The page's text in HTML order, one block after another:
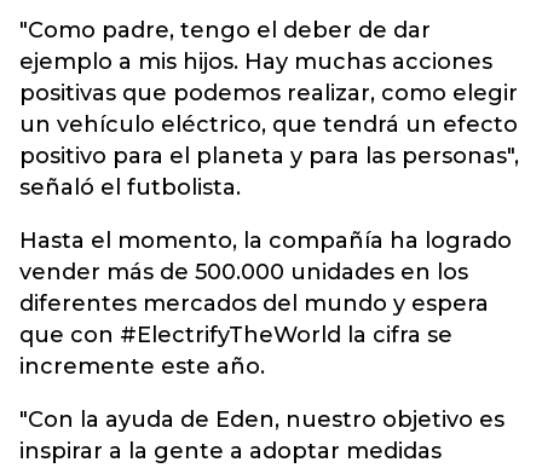
"Como padre, tengo el deber de dar
ejemplo a mis hijos. Hay muchas acciones
positivas que podemos realizar, como elegir
un vehículo eléctrico, que tendrá un efecto
positivo para el planeta y para las personas",
señaló el futbolista.
Hasta el momento, la compañía ha logrado
vender más de 500.000 unidades en los
diferentes mercados del mundo y espera
que con #ElectrifyTheWorld la cifra se
incremente este año.
"Con la ayuda de Eden, nuestro objetivo es
inspirar a la gente a adoptar medidas